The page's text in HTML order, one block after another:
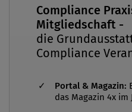
Compliance
Mitgliedschaft -
die
Compliance
Portal & Magazin:
das Magazin 4x im